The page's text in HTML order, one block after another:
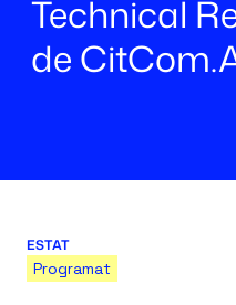
Technical
de
ESTAT
Programat